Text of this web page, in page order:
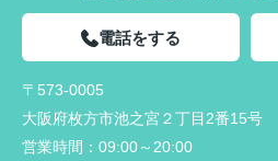
電話をする
〒573-0005
大阪府枚方市池之宮２丁目2番15号
営業時間： 09:00～20:00